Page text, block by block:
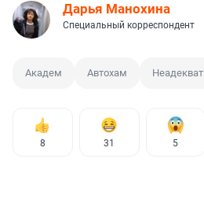
Дарья Манохина
Специальный корреспондент
Академ Автохам Неадекват
8 31 5